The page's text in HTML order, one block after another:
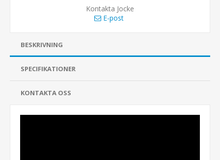
Kontakta Jocke
E-post
BESKRIVNING
SPECIFIKATIONER
KONTAKTA OSS